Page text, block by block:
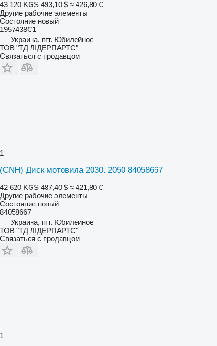
43 120 KGS 493,10 $ ≈ 426,80 €
Другие рабочие элементы
Состояние новый
1957438C1
Украина, пгт. Юбилейное
ТОВ "ТД ЛІДЕРПАРТС"
Связаться с продавцом
1
(CNH) Диск мотовила 2030, 2050 84058667
42 620 KGS 487,40 $ ≈ 421,80 €
Другие рабочие элементы
Состояние новый
84058667
Украина, пгт. Юбилейное
ТОВ "ТД ЛІДЕРПАРТС"
Связаться с продавцом
1